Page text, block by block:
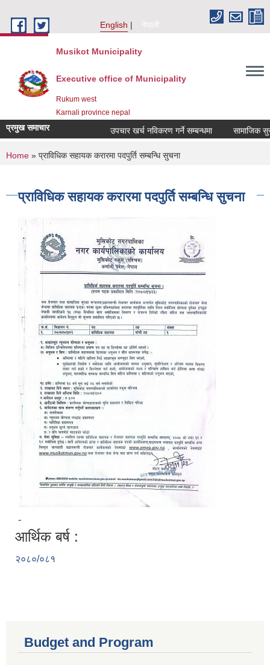
English
नेपाली
Musikot Municipality
Executive office of Municipality
Rukum west
Karnali province nepal
प्रमुख समाचार उपचार खर्च नविकरण गर्ने सम्बन्धमा
You are here
Home » प्राविधिक सहायक करारमा पदपुर्ति सम्बन्धि सुचना
प्राविधिक सहायक करारमा पदपुर्ति सम्बन्धि सुचना
-
आर्थिक बर्ष :
२०८०/०८१
Budget and Program